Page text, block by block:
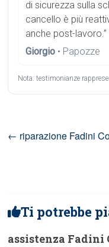
di sicurezza sulla
cancello è più
anche post-lavoro.”
Giorgio • Papozze
Nota: testimonianze
← riparazione Fadini
Ti potrebbe
assistenza Fadini